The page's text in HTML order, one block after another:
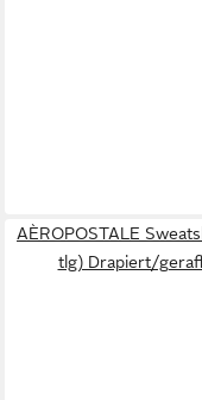
AÈROPOSTALE
tlg) Drapiert/